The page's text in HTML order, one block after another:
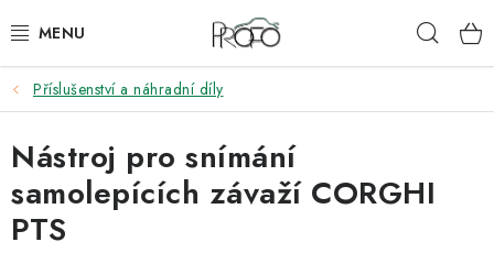
na
ZVEDÁKY
ZOUVAČKY
VYVAŽOVAČKY
Příslušenství a náhradní díly
Nástroj pro snímání
samolepících závaží CORGHI
PTS